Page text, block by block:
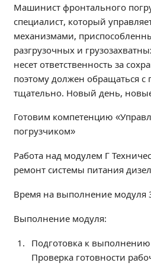
Опрос по качеству
Новости
Наблюдательный совет
Информация
Независимая оценка качества
Профориентация
Обращения онлайн
Контакты
Региональный центр по
Учебно-производственный
Противодействие коррупции
Всероссийское
Машинист фронтального
специалист, который
механизмами,
разгрузочных и
несет ответственность за
поэтому должен обращаться с
тщательно. Новый день,
Готовим компетенцию
погрузчиком»
Работа над модулем Г
ремонт системы питания
Время на выполнение модуля
Выполнение модуля:
Подготовка к
Проверка готовности